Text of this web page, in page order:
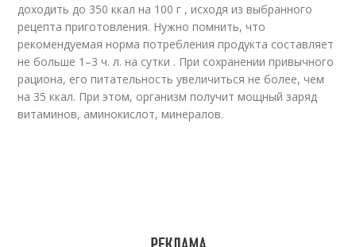
доходить до 350 ккал на 100 г , исходя из выбранного
рецепта приготовления. Нужно помнить, что
рекомендуемая норма потребления продукта составляет
не больше 1–3 ч. л. на сутки . При сохранении привычного
рациона, его питательность увеличиться не более, чем
на 35 ккал. При этом, организм получит мощный заряд
витаминов, аминокислот, минералов.